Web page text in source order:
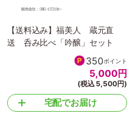
【送料込み】福美人 蔵元直
送 呑み比べ「吟醸」セット
350ポイント
5,000円
(税込 5,500円)
宅配でお届け